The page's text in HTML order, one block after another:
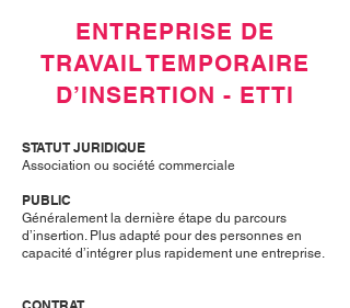
ENTREPRISE DE
TRAVAIL TEMPORAIRE
D’INSERTION - ETTI
STATUT JURIDIQUE
Association ou société commerciale
PUBLIC
Généralement la dernière étape du parcours
d’insertion. Plus adapté pour des personnes en
capacité d’intégrer plus rapidement une entreprise.